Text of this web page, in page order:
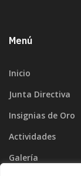
Menú
Inicio
Junta Directiva
Insignias de Oro
Actividades
Galería